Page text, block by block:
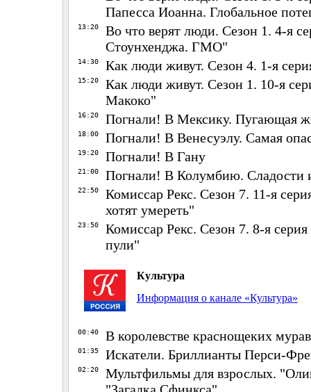
Папесса Иоанна. Глобальное
13:20
Во что верят люди. Сезон 1. 4-я
Стоунхенджа. ГМО"
14:30 Как люди живут. Сезон 4. 1-я
15:20
Как люди живут. Сезон 1. 10-я
Макоко"
16:20 Погнали! В Мексику. Пугающая
18:00 Погнали! В Венесуэлу. Самая
19:20 Погнали! В Гану
21:00 Погнали! В Колумбию. Сладости
22:50
Комиссар Рекс. Сезон 7. 11-я
хотят умереть"
23:50
Комиссар Рекс. Сезон 7. 8-я
пули"
Культура
Информация о канале «Культура»
00:40 В королевстве краснощеких
01:35 Искатели. Бриллианты Перси-
02:20
Мультфильмы для взрослых.